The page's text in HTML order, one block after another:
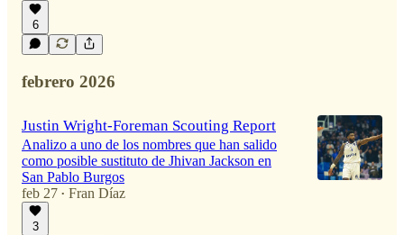
6
febrero 2026
Justin Wright-Foreman Scouting Report
Analizo a uno de los nombres que han salido
como posible sustituto de Jhivan Jackson en
San Pablo Burgos
feb 27 • Fran Díaz
3